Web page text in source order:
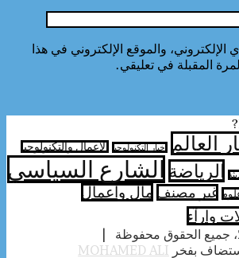
والموقع الإلكتروني في هذا
المقبلة في تعليقي.
العالم اخبار التكنولوجيا الأعمال والتكنولوجيا
الرياضة الشارع السياسي
غير مصنف مال واعمال
وارآء
بفخر MOHAMED ALI